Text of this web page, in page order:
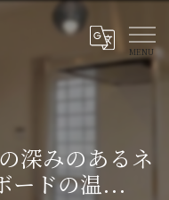
深みのあるネ
ードの温...